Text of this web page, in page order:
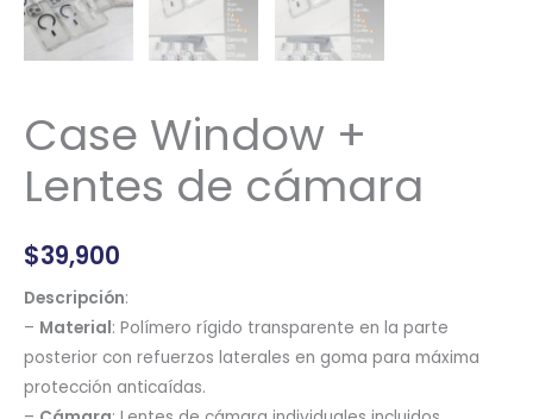
Case Window +
Lentes de cámara
$39,900
Descripción:
– Material: Polímero rígido transparente en la parte
posterior con refuerzos laterales en goma para máxima
protección anticaídas.